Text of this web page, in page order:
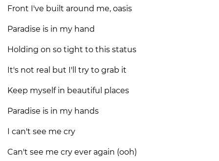
Front I've built around me, oasis
Paradise is in my hand
Holding on so tight to this status
It's not real but I'll try to grab it
Keep myself in beautiful places
Paradise is in my hands
I can't see me cry
Can't see me cry ever again (ooh)